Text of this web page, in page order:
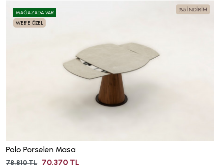
%5 İNDİRİM
MAĞAZADA VAR
WEB'E ÖZEL
Polo Porselen Masa
78.810 TL 70.370 TL